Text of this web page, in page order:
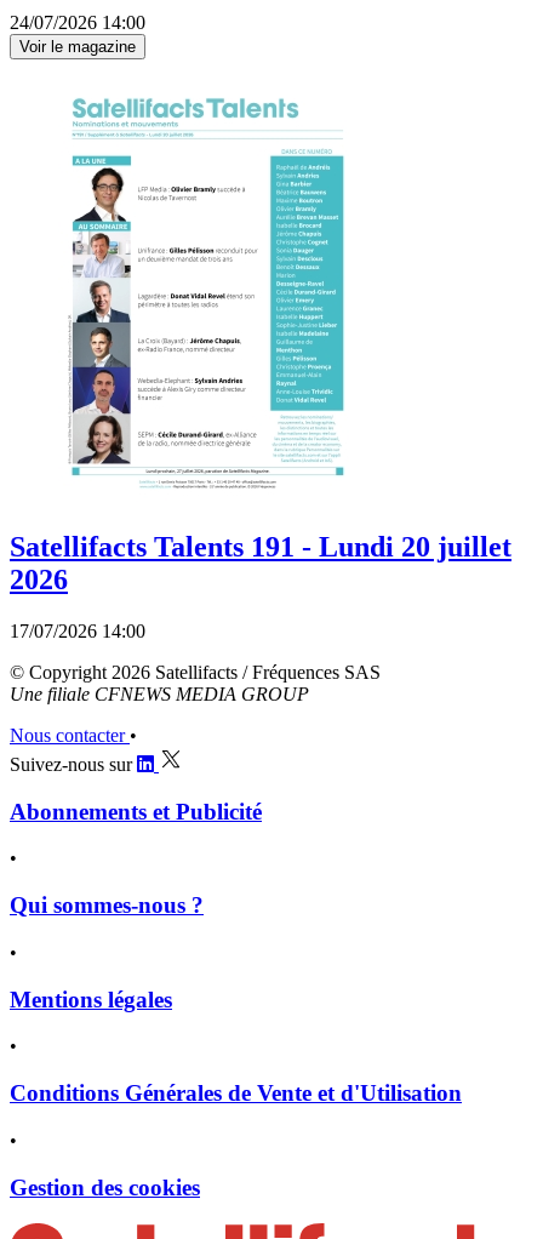
24/07/2026 14:00
Voir le magazine
Satellifacts Talents 191 - Lundi 20 juillet
2026
17/07/2026 14:00
© Copyright 2026 Satellifacts / Fréquences SAS
Une filiale CFNEWS MEDIA GROUP
Nous contacter •
Suivez-nous sur
Abonnements et Publicité
•
Qui sommes-nous ?
•
Mentions légales
•
Conditions Générales de Vente et d'Utilisation
•
Gestion des cookies